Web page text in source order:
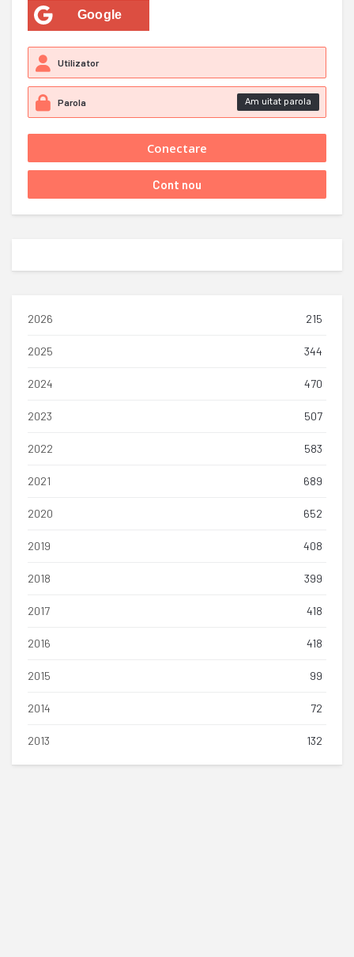
Google
Am uitat parola
2026 215
2025 344
2024 470
2023 507
2022 583
2021 689
2020 652
2019 408
2018 399
2017 418
2016 418
2015 99
2014 72
2013 132